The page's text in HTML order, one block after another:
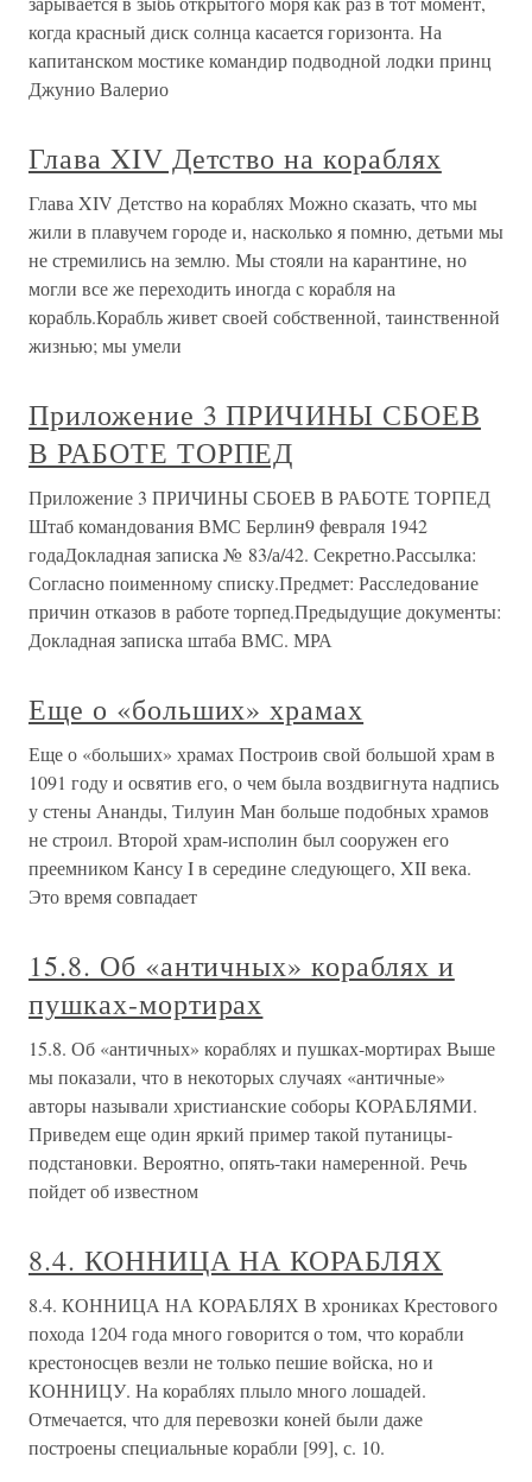
когда красный диск солнца касается горизонта. На
капитанском мостике командир подводной лодки принц
Джунио Валерио
Глава XIV Детство на кораблях
Глава XIV Детство на кораблях Можно сказать, что мы
жили в плавучем городе и, насколько я помню, детьми мы
не стремились на землю. Мы стояли на карантине, но
могли все же переходить иногда с корабля на
корабль.Корабль живет своей собственной, таинственной
жизнью; мы умели
Приложение 3 ПРИЧИНЫ СБОЕВ
В РАБОТЕ ТОРПЕД
Приложение 3 ПРИЧИНЫ СБОЕВ В РАБОТЕ ТОРПЕД
Штаб командования ВМС Берлин9 февраля 1942
годаДокладная записка № 83/а/42. Секретно.Рассылка:
Согласно поименному списку.Предмет: Расследование
причин отказов в работе торпед.Предыдущие документы:
Докладная записка штаба ВМС. МРА
Еще о «больших» храмах
Еще о «больших» храмах Построив свой большой храм в
1091 году и освятив его, о чем была воздвигнута надпись
у стены Ананды, Тилуин Ман больше подобных храмов
не строил. Второй храм-исполин был сооружен его
преемником Кансу I в середине следующего, XII века.
Это время совпадает
15.8. Об «античных» кораблях и
пушках-мортирах
15.8. Об «античных» кораблях и пушках-мортирах Выше
мы показали, что в некоторых случаях «античные»
авторы называли христианские соборы КОРАБЛЯМИ.
Приведем еще один яркий пример такой путаницы-
подстановки. Вероятно, опять-таки намеренной. Речь
пойдет об известном
8.4. КОННИЦА НА КОРАБЛЯХ
8.4. КОННИЦА НА КОРАБЛЯХ В хрониках Крестового
похода 1204 года много говорится о том, что корабли
крестоносцев везли не только пешие войска, но и
КОННИЦУ. На кораблях плыло много лошадей.
Отмечается, что для перевозки коней были даже
построены специальные корабли [99], с. 10.